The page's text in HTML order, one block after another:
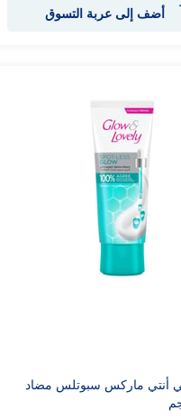
أضف إلى عربة التسوق
أنتي ماركس سبوتلس مضاد